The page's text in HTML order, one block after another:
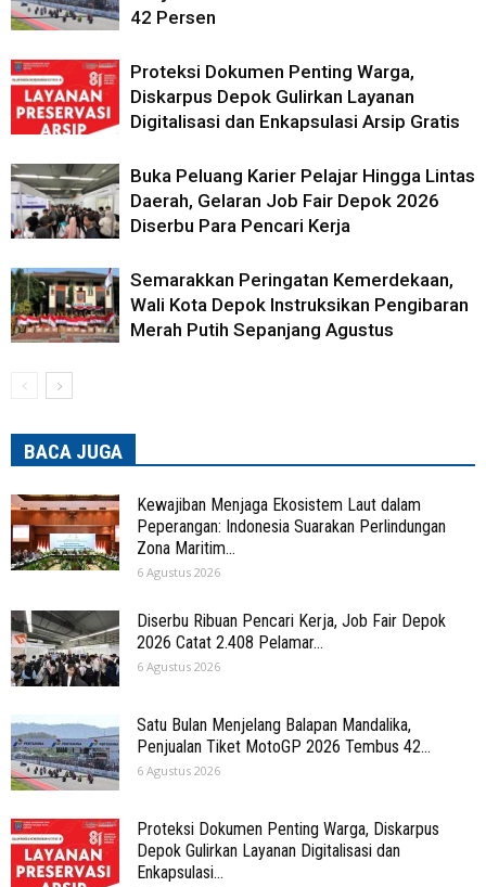
42 Persen
Proteksi Dokumen Penting Warga,
Diskarpus Depok Gulirkan Layanan
Digitalisasi dan Enkapsulasi Arsip Gratis
Buka Peluang Karier Pelajar Hingga Lintas
Daerah, Gelaran Job Fair Depok 2026
Diserbu Para Pencari Kerja
Semarakkan Peringatan Kemerdekaan,
Wali Kota Depok Instruksikan Pengibaran
Merah Putih Sepanjang Agustus
BACA JUGA
Kewajiban Menjaga Ekosistem Laut dalam
Peperangan: Indonesia Suarakan Perlindungan
Zona Maritim...
6 Agustus 2026
Diserbu Ribuan Pencari Kerja, Job Fair Depok
2026 Catat 2.408 Pelamar...
6 Agustus 2026
Satu Bulan Menjelang Balapan Mandalika,
Penjualan Tiket MotoGP 2026 Tembus 42...
6 Agustus 2026
Proteksi Dokumen Penting Warga, Diskarpus
Depok Gulirkan Layanan Digitalisasi dan
Enkapsulasi...